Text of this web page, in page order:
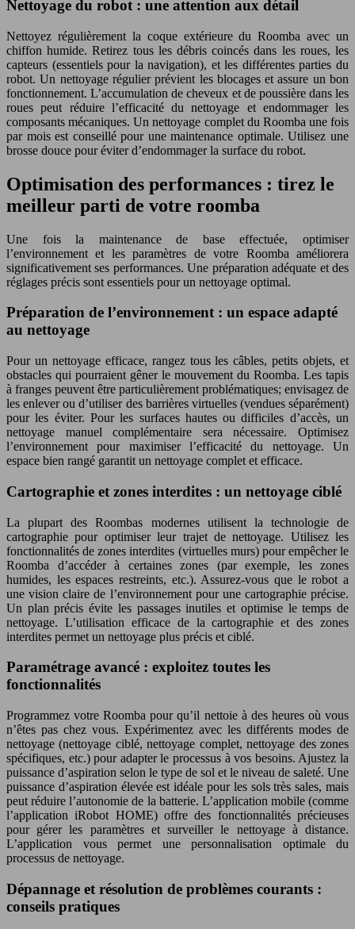
Nettoyage du robot : une attention aux détail
Nettoyez régulièrement la coque extérieure du Roomba avec un
chiffon humide. Retirez tous les débris coincés dans les roues, les
capteurs (essentiels pour la navigation), et les différentes parties du
robot. Un nettoyage régulier prévient les blocages et assure un bon
fonctionnement. L’accumulation de cheveux et de poussière dans les
roues peut réduire l’efficacité du nettoyage et endommager les
composants mécaniques. Un nettoyage complet du Roomba une fois
par mois est conseillé pour une maintenance optimale. Utilisez une
brosse douce pour éviter d’endommager la surface du robot.
Optimisation des performances : tirez le
meilleur parti de votre roomba
Une fois la maintenance de base effectuée, optimiser
l’environnement et les paramètres de votre Roomba améliorera
significativement ses performances. Une préparation adéquate et des
réglages précis sont essentiels pour un nettoyage optimal.
Préparation de l’environnement : un espace adapté
au nettoyage
Pour un nettoyage efficace, rangez tous les câbles, petits objets, et
obstacles qui pourraient gêner le mouvement du Roomba. Les tapis
à franges peuvent être particulièrement problématiques; envisagez de
les enlever ou d’utiliser des barrières virtuelles (vendues séparément)
pour les éviter. Pour les surfaces hautes ou difficiles d’accès, un
nettoyage manuel complémentaire sera nécessaire. Optimisez
l’environnement pour maximiser l’efficacité du nettoyage. Un
espace bien rangé garantit un nettoyage complet et efficace.
Cartographie et zones interdites : un nettoyage ciblé
La plupart des Roombas modernes utilisent la technologie de
cartographie pour optimiser leur trajet de nettoyage. Utilisez les
fonctionnalités de zones interdites (virtuelles murs) pour empêcher le
Roomba d’accéder à certaines zones (par exemple, les zones
humides, les espaces restreints, etc.). Assurez-vous que le robot a
une vision claire de l’environnement pour une cartographie précise.
Un plan précis évite les passages inutiles et optimise le temps de
nettoyage. L’utilisation efficace de la cartographie et des zones
interdites permet un nettoyage plus précis et ciblé.
Paramétrage avancé : exploitez toutes les
fonctionnalités
Programmez votre Roomba pour qu’il nettoie à des heures où vous
n’êtes pas chez vous. Expérimentez avec les différents modes de
nettoyage (nettoyage ciblé, nettoyage complet, nettoyage des zones
spécifiques, etc.) pour adapter le processus à vos besoins. Ajustez la
puissance d’aspiration selon le type de sol et le niveau de saleté. Une
puissance d’aspiration élevée est idéale pour les sols très sales, mais
peut réduire l’autonomie de la batterie. L’application mobile (comme
l’application iRobot HOME) offre des fonctionnalités précieuses
pour gérer les paramètres et surveiller le nettoyage à distance.
L’application vous permet une personnalisation optimale du
processus de nettoyage.
Dépannage et résolution de problèmes courants :
conseils pratiques